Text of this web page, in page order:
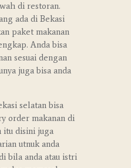
di restoran.
ada di Bekasi
paket makanan
Anda bisa
sesuai dengan
juga bisa anda
selatan bisa
order makanan di
itu disini juga
utnuk anda
bila anda atau istri